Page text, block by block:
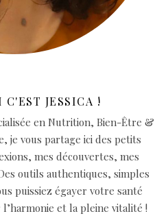
JESSICA !
en Nutrition, Bien-Être &
je vous partage ici des petits
mes découvertes, mes
outils authentiques, simples
puissiez égayer votre santé
et la pleine vitalité !